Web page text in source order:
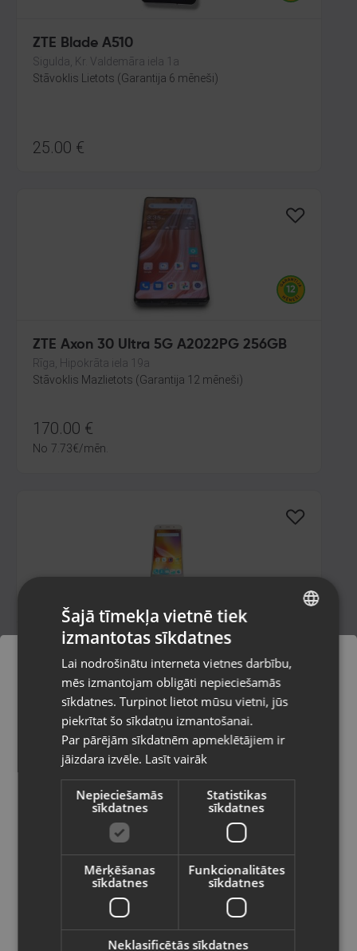
ZTE Blade A510
Sigulda, Kr. Valdemāra iela 1a
Stāvoklis Lietots (Garantija 6 mēneši)
25.00 €
ZTE Axon 30 Ultra 5G A2022PG 256GB
Rīga, Hipokrāta iela 19a
Stāvoklis Mazlietots (Garantija 12 mēneši)
170.00 €
No 7.73€/mēn.
ZTE Blade V6
Valmiera, Cēsu iela 11
Stāvoklis Ilgstoši lietots (Garantija 14 dienas)
25.00€
ZTE blade A54 64gb 4gb
Pasūtījumi tiks piegādāti uz
izvēlēto valsti
Vietnes saturs būs attēlots izvēlētajā
valodā
Valsts
Latviešu / Latvian
RUSSIAN
Šajā tīmekļa vietnē tiek
izmantotas sīkdatnes
Lai nodrošinātu interneta vietnes darbību,
mēs izmantojam obligāti nepieciešamās
sīkdatnes. Turpinot lietot mūsu vietni, jūs
piekrītat šo sīkdatņu izmantošanai.
Par pārējām sīkdatnēm apmeklētājiem ir
jāizdara izvēle. Lasīt vairāk
Nepieciešamās
sīkdatnes
Statistikas
sīkdatnes
Mērķēšanas
sīkdatnes
Funkcionalitātes
sīkdatnes
Neklasificētās sīkdatnes